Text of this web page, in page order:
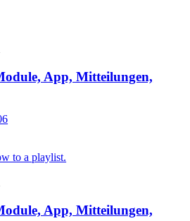
App, Mitteilungen,
to a playlist.
App, Mitteilungen,